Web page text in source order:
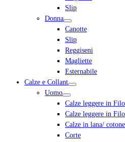
Slip
Donna
Canotte
Slip
Reggiseni
Magliette
Esternabile
Calze e Collant
Uomo
Calze leggere in
Calze leggere in
Calze in lana/
Corte